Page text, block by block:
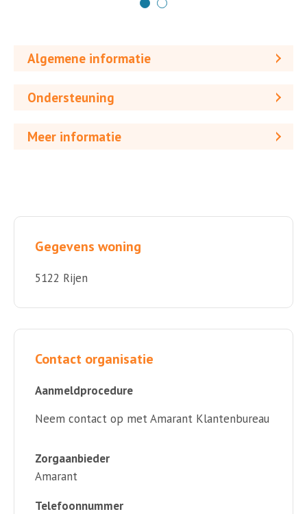
Algemene informatie
Ondersteuning
Meer informatie
Gegevens woning
5122 Rijen
Contact organisatie
Aanmeldprocedure
Neem contact op met Amarant Klantenbureau
Zorgaanbieder
Amarant
Telefoonnummer